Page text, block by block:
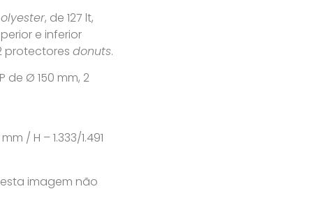
, de 127 lt,
e inferior
protectores donuts.
de Ø 150 mm, 2
/ H – 1.333/1.491
imagem não